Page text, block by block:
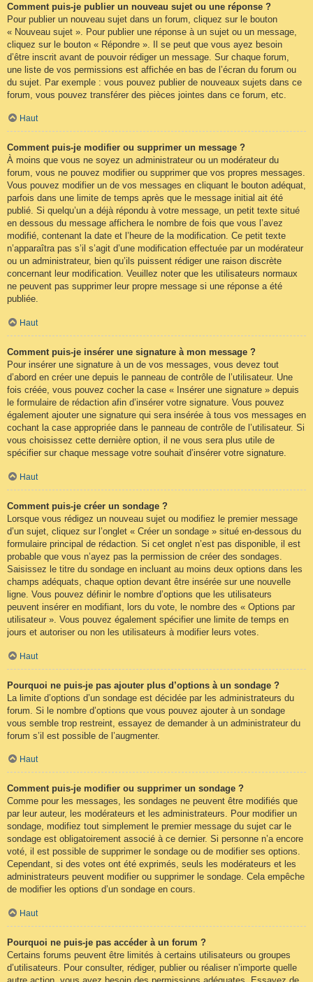
Comment puis-je publier un nouveau sujet ou une réponse ?
Pour publier un nouveau sujet dans un forum, cliquez sur le bouton
« Nouveau sujet ». Pour publier une réponse à un sujet ou un message,
cliquez sur le bouton « Répondre ». Il se peut que vous ayez besoin
d’être inscrit avant de pouvoir rédiger un message. Sur chaque forum,
une liste de vos permissions est affichée en bas de l’écran du forum ou
du sujet. Par exemple : vous pouvez publier de nouveaux sujets dans ce
forum, vous pouvez transférer des pièces jointes dans ce forum, etc.
Haut
Comment puis-je modifier ou supprimer un message ?
À moins que vous ne soyez un administrateur ou un modérateur du
forum, vous ne pouvez modifier ou supprimer que vos propres messages.
Vous pouvez modifier un de vos messages en cliquant le bouton adéquat,
parfois dans une limite de temps après que le message initial ait été
publié. Si quelqu’un a déjà répondu à votre message, un petit texte situé
en dessous du message affichera le nombre de fois que vous l’avez
modifié, contenant la date et l’heure de la modification. Ce petit texte
n’apparaîtra pas s’il s’agit d’une modification effectuée par un modérateur
ou un administrateur, bien qu’ils puissent rédiger une raison discrète
concernant leur modification. Veuillez noter que les utilisateurs normaux
ne peuvent pas supprimer leur propre message si une réponse a été
publiée.
Haut
Comment puis-je insérer une signature à mon message ?
Pour insérer une signature à un de vos messages, vous devez tout
d’abord en créer une depuis le panneau de contrôle de l’utilisateur. Une
fois créée, vous pouvez cocher la case « Insérer une signature » depuis
le formulaire de rédaction afin d’insérer votre signature. Vous pouvez
également ajouter une signature qui sera insérée à tous vos messages en
cochant la case appropriée dans le panneau de contrôle de l’utilisateur. Si
vous choisissez cette dernière option, il ne vous sera plus utile de
spécifier sur chaque message votre souhait d’insérer votre signature.
Haut
Comment puis-je créer un sondage ?
Lorsque vous rédigez un nouveau sujet ou modifiez le premier message
d’un sujet, cliquez sur l’onglet « Créer un sondage » situé en-dessous du
formulaire principal de rédaction. Si cet onglet n’est pas disponible, il est
probable que vous n’ayez pas la permission de créer des sondages.
Saisissez le titre du sondage en incluant au moins deux options dans les
champs adéquats, chaque option devant être insérée sur une nouvelle
ligne. Vous pouvez définir le nombre d’options que les utilisateurs
peuvent insérer en modifiant, lors du vote, le nombre des « Options par
utilisateur ». Vous pouvez également spécifier une limite de temps en
jours et autoriser ou non les utilisateurs à modifier leurs votes.
Haut
Pourquoi ne puis-je pas ajouter plus d’options à un sondage ?
La limite d’options d’un sondage est décidée par les administrateurs du
forum. Si le nombre d’options que vous pouvez ajouter à un sondage
vous semble trop restreint, essayez de demander à un administrateur du
forum s’il est possible de l’augmenter.
Haut
Comment puis-je modifier ou supprimer un sondage ?
Comme pour les messages, les sondages ne peuvent être modifiés que
par leur auteur, les modérateurs et les administrateurs. Pour modifier un
sondage, modifiez tout simplement le premier message du sujet car le
sondage est obligatoirement associé à ce dernier. Si personne n’a encore
voté, il est possible de supprimer le sondage ou de modifier ses options.
Cependant, si des votes ont été exprimés, seuls les modérateurs et les
administrateurs peuvent modifier ou supprimer le sondage. Cela empêche
de modifier les options d’un sondage en cours.
Haut
Pourquoi ne puis-je pas accéder à un forum ?
Certains forums peuvent être limités à certains utilisateurs ou groupes
d’utilisateurs. Pour consulter, rédiger, publier ou réaliser n’importe quelle